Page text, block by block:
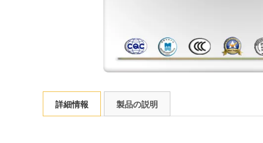
詳細情報 製品の説明